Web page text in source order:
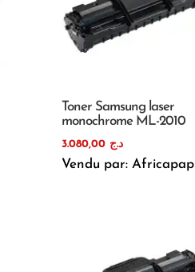
Toner Samsung laser
monochrome ML-2010
د.ج 3.080,00
Vendu par: Africapap